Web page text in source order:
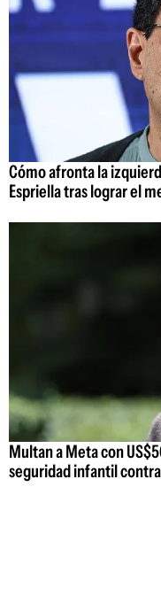
Cómo afronta la
Espriella tras lograr el
Multan a Meta con
seguridad infantil